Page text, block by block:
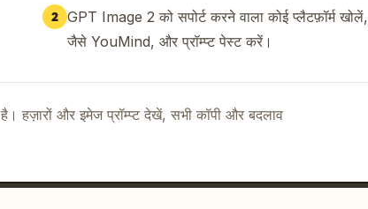
2 GPT Image 2 को सपोर्ट करने वाला कोई प्लैटफ़ॉर्म खोलें,
जैसे YouMind, और प्रॉम्प्ट पेस्ट करें।
हज़ारों और इमेज प्रॉम्प्ट देखें, सभी कॉपी और बदलाव